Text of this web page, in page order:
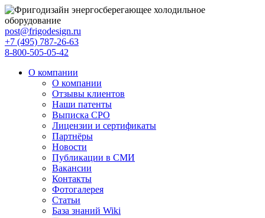
post@frigodesign.ru
+7 (495) 787-26-63
8-800-505-05-42
О компании
О компании
Отзывы клиентов
Наши патенты
Выписка СРО
Лицензии и сертификаты
Партнёры
Новости
Публикации в СМИ
Вакансии
Контакты
Фотогалерея
Статьи
База знаний Wiki